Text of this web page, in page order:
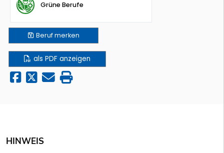
Grüne Berufe
Berufmerken
als PDF anzeigen
HINWEIS